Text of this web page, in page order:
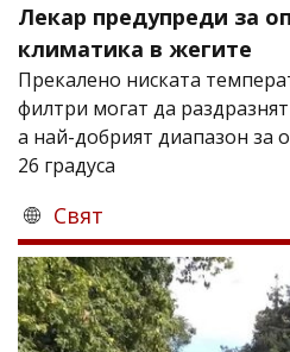
Лекар предупреди за
климатика в жегите
Прекалено ниската
филтри могат да
а най-добрият диапазон за
26 градуса
Свят